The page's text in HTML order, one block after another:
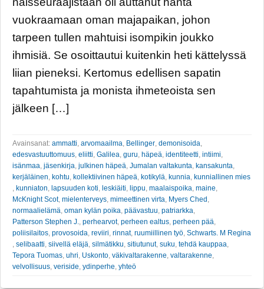
vuokraamaan oman majapaikan, johon
tarpeen tullen mahtuisi isompikin joukko
ihmisiä. Se osoittautui kuitenkin heti kättelyssä
liian pieneksi. Kertomus edellisen sapatin
tapahtumista ja monista ihmeteoista sen
jälkeen […]
Avainsanat: ammatti arvomaailma Bellinger demonisoida
edesvastuuttomuus eliitti Galilea guru häpeä identiteetti intiimi
isänmaa jäsenkirja julkinen häpeä Jumalan valtakunta kansakunta
kerjäläinen kohtu kollektiivinen häpeä kotikylä kunnia kunniallinen mies
kunniaton lapsuuden koti leskiäiti lippu maalaispoika maine
McKnight Scot, mielenterveys mimeettinen virta Myers Ched
normaalielämä oman kylän poika päävastuu patriarkka
Patterson Stephen J.
perhearvot, perheen ealtus perheen pää
poliisilaitos provosoida reviiri rinnat, ruumiillinen työ Schwarts. M Regina
selibaatti siivellä eläjä silmätikku sitiutunut, suku tehdä kauppaa
Tepora Tuomas uhri Uskonto väkivaltarakenne valtarakenne
velvollisuus veriside ydinperhe yhteö